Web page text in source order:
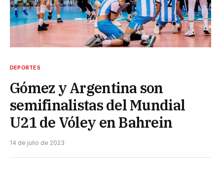
DEPORTES
Gómez y Argentina son
semifinalistas del Mundial
U21 de Vóley en Bahrein
14 de julio de 2023